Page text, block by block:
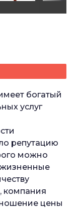
богатый
услуг
репутацию
можно
компания
цены